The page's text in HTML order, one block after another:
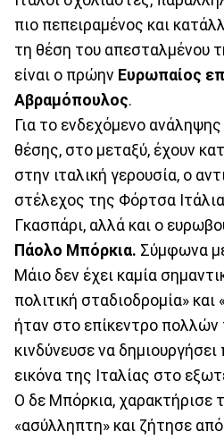
πιο πεπειραμένος και
τη θέση του απεσταλμένου
είναι ο πρώην Ευρωπαίος
Αβραμόπουλος.
Για το ενδεχόμενο
θέσης, στο μεταξύ, έχουν
στην ιταλική γερουσία, ο
στέλεχος της Φόρτσα
Γκασπάρι, αλλά και ο
Πάολο Μπόρκια. Σύμφωνα
Μάιο δεν έχει καμία
πολιτική σταδιοδρομία» και
ήταν στο επίκεντρο πολλών
κινδύνευσε να
εικόνα της Ιταλίας στο
Ο δε Μπόρκια, χαρακτήρισε
«ασύλληπτη» και ζήτησε